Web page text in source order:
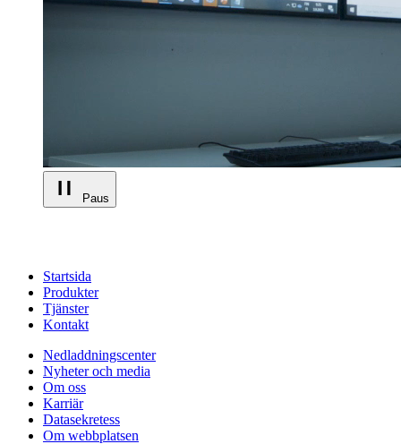
Paus
Startsida
Produkter
Tjänster
Kontakt
Nedladdningscenter
Nyheter och media
Om oss
Karriär
Datasekretess
Om webbplatsen